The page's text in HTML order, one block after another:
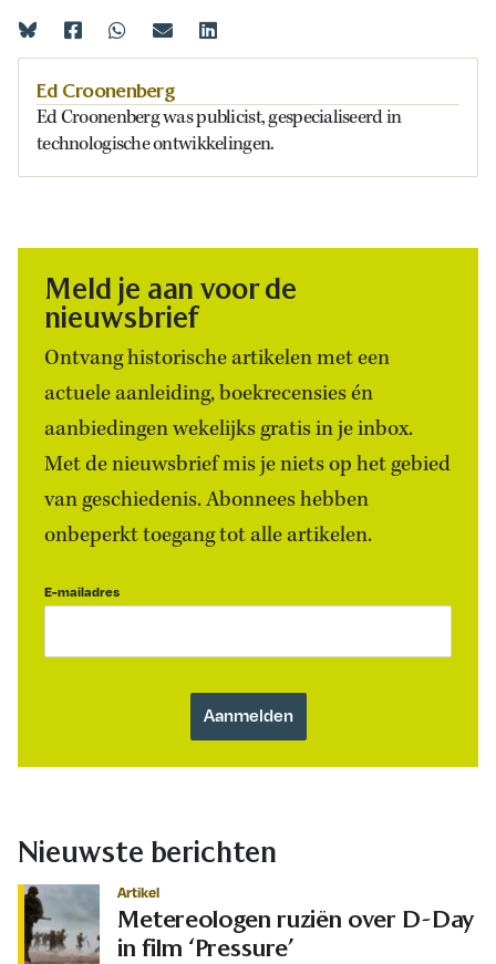
Ed Croonenberg
Ed Croonenberg was publicist, gespecialiseerd in
technologische ontwikkelingen.
Meld je aan voor de
nieuwsbrief
Ontvang historische artikelen met een
actuele aanleiding, boekrecensies én
aanbiedingen wekelijks gratis in je inbox.
Met de nieuwsbrief mis je niets op het gebied
van geschiedenis. Abonnees hebben
onbeperkt toegang tot alle artikelen.
E-mailadres
Nieuwste berichten
Artikel
Metereologen ruziën over D-Day
in film ‘Pressure’